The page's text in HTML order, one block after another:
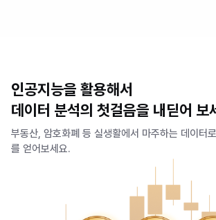
인공지능을 활용해서
데이터 분석의 첫걸음을 내딛어 보
부동산, 암호화폐 등 실생활에서 마주하는 데이터
를 얻어보세요.